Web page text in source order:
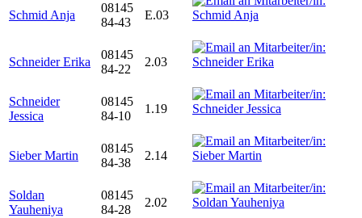
Schmid Anja
08145
84-43
E.03
Schneider Erika
08145
84-22
2.03
Schneider
Jessica
08145
84-10
1.19
Sieber Martin
08145
84-38
2.14
Soldan
Yauheniya
08145
84-28
2.02